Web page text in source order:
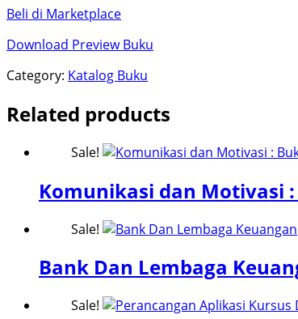
Beli di Marketplace
Download Preview Buku
Category: Katalog Buku
Related products
Sale!
Komunikasi dan Motivasi
Sale!
Bank Dan Lembaga
Sale!